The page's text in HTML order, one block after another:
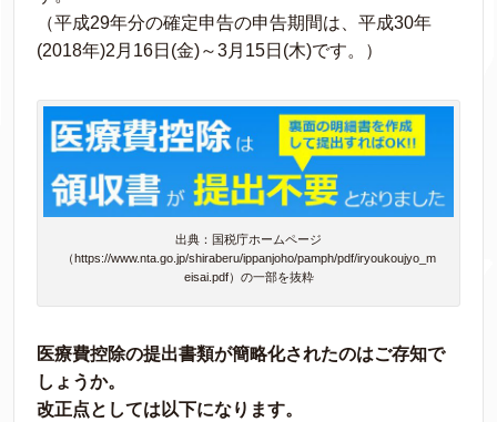
（平成29年分の確定申告の申告期間は、平成30年
(2018年)2月16日(金)～3月15日(木)です。）
出典：国税庁ホームページ
（https://www.nta.go.jp/shiraberu/ippanjoho/pamph/pdf/iryoukoujyo_m
eisai.pdf）の一部を抜粋
医療費控除の提出書類が簡略化されたのはご存知で
しょうか。
改正点としては以下になります。